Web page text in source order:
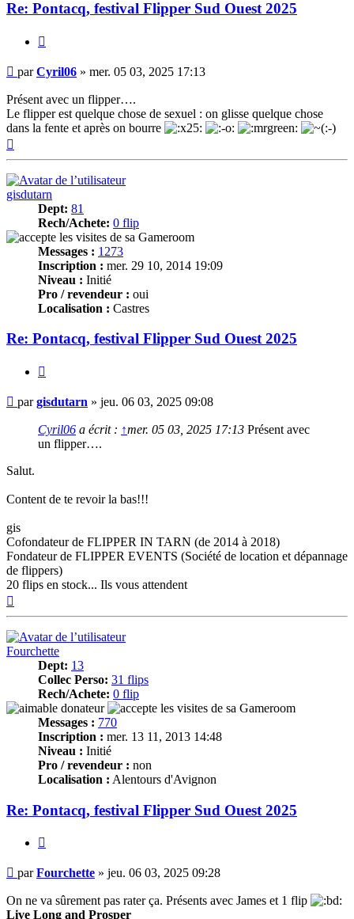
Re: Pontacq, festival Flipper Sud Ouest 2025
Message
parCyril06 » mer. 05 03, 2025 17:13
Présent avec un flipper….
Le flipper est quelque chose de sexuel : on glisse quelque chose
dans la fente et après on bourre
gisdutarn
Dept: 81
Rech/Achete: 0 flip
Messages : 1273
Inscription : mer. 29 10, 2014 19:09
Niveau : Initié
Pro / revendeur : oui
Localisation : Castres
Re: Pontacq, festival Flipper Sud Ouest 2025
Message
pargisdutarn » jeu. 06 03, 2025 09:08
Cyril06 a écrit : ↑mer. 05 03, 2025 17:13 Présent avec
un flipper….
Salut.
Content de te revoir la bas!!!
gis
Cofondateur de FLIPPER IN TARN (de 2014 à 2018)
Fondateur de FLIPPER EVENTS (Société de location et dépannage
de flippers)
20 flips en stock... Ils vous attendent
Fourchette
Dept: 13
Collec Perso: 31 flips
Rech/Achete: 0 flip
Messages : 770
Inscription : mer. 13 11, 2013 14:48
Niveau : Initié
Pro / revendeur : non
Localisation : Alentours d'Avignon
Re: Pontacq, festival Flipper Sud Ouest 2025
Message
parFourchette » jeu. 06 03, 2025 09:28
On ne va sûrement pas rater ça. Présents avec James et 1 flip
Live Long and Prosper